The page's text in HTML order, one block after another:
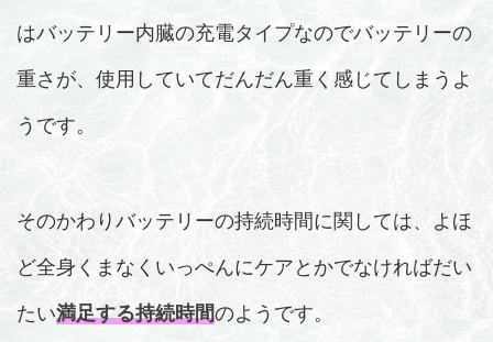
はバッテリー内臓の充電タイプなのでバッテリーの
重さが、使用していてだんだん重く感じてしまうよ
うです。
そのかわりバッテリーの持続時間に関しては、よほ
ど全身くまなくいっぺんにケアとかでなければだい
たい満足する持続時間のようです。